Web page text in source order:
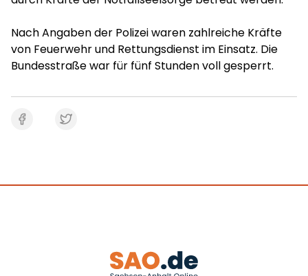
Nach Angaben der Polizei waren zahlreiche Kräfte
von Feuerwehr und Rettungsdienst im Einsatz. Die
Bundesstraße war für fünf Stunden voll gesperrt.